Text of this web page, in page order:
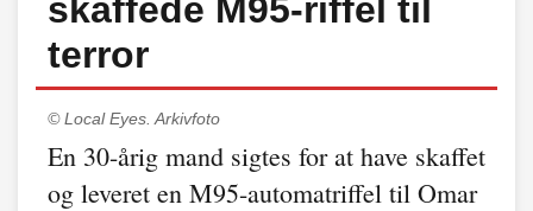
skaffede M95-riffel til
terror
© Local Eyes. Arkivfoto
En 30-årig mand sigtes for at have skaffet
og leveret en M95-automatriffel til Omar